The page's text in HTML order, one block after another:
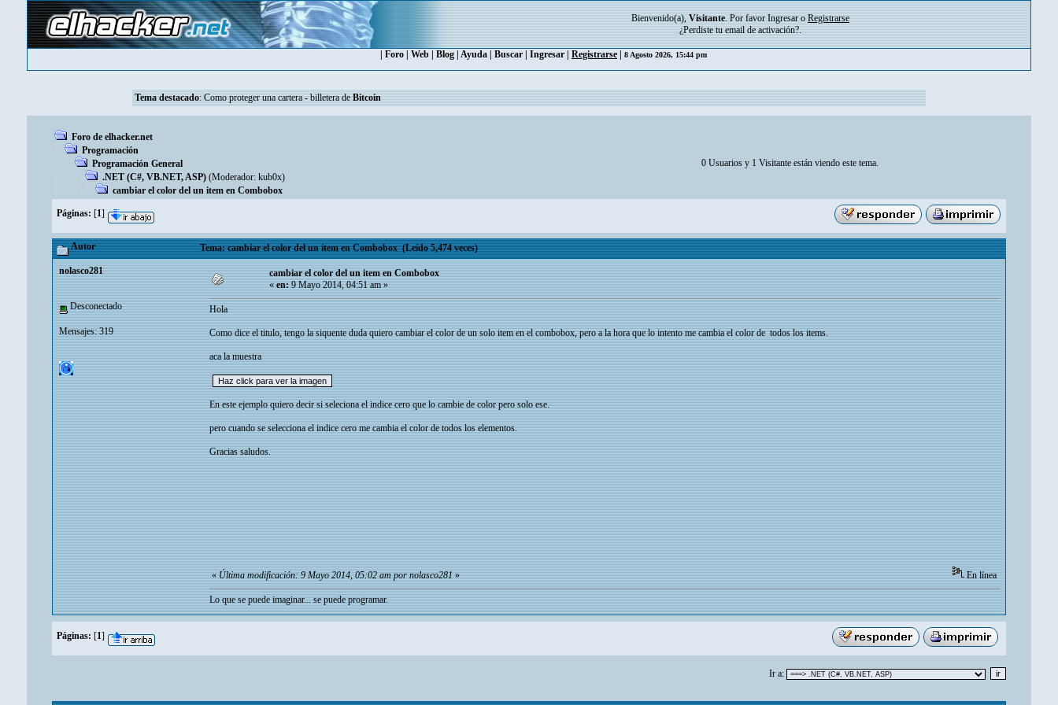
Bienvenido(a), Visitante. Por favor Ingresar o Registrarse
¿Perdiste tu email de activación?.
Foro Web Blog Ayuda Buscar Ingresar Registrarse 8 Agosto 2026, 15:44 pm
Tema destacado: Como proteger una cartera - billetera de Bitcoin
Foro de elhacker.net
Programación
Programación General
.NET (C#, VB.NET, ASP) (Moderador: kub0x)
cambiar el color del un item en Combobox
0 Usuarios y 1 Visitante están viendo este tema.
Páginas: [1]
Autor Tema: cambiar el color del un item en Combobox (Leído 5,474 veces)
nolasco281
Desconectado
Mensajes: 319
cambiar el color del un item en Combobox
«en:9 Mayo 2014, 04:51 am »
Hola
Como dice el titulo, tengo la siquente duda quiero cambiar el color de un solo item en el combobox, pero a la hora que lo intento me cambia el color de todos los items.
aca la muestra
En este ejemplo quiero decir si seleciona el indice cero que lo cambie de color pero solo ese.
pero cuando se selecciona el indice cero me cambia el color de todos los elementos.
Gracias saludos.
«Última modificación: 9 Mayo 2014, 05:02 am por nolasco281» En línea
Lo que se puede imaginar... se puede programar.
Páginas: [1]
Ir a: